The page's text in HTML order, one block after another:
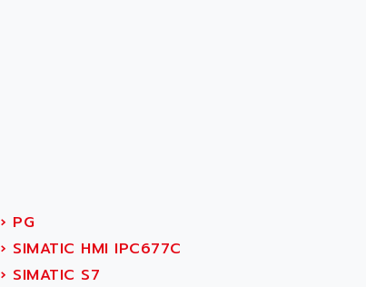
› PG
› SIMATIC HMI IPC677C
› SIMATIC S7